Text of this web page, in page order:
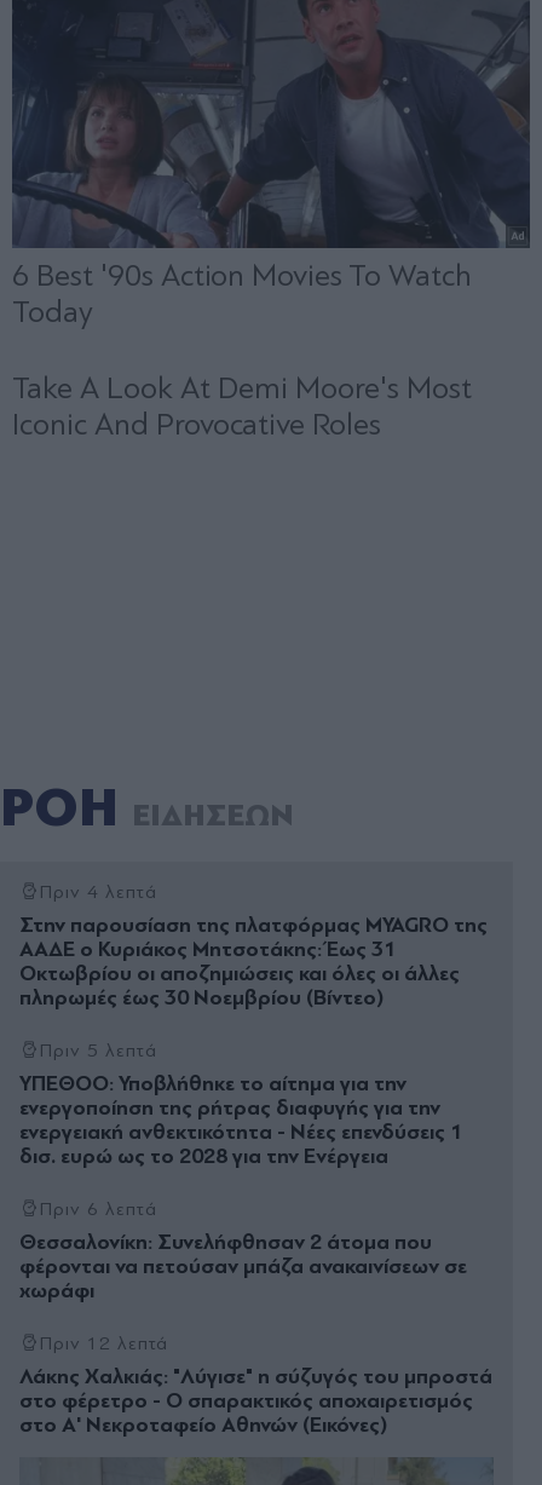
ΡΟΗ ΕΙΔΗΣΕΩΝ
Πριν 4 λεπτά
Στην παρουσίαση της πλατφόρμας MYAGRO της
ΑΑΔΕ ο Κυριάκος Μητσοτάκης: Έως 31
Οκτωβρίου οι αποζημιώσεις και όλες οι άλλες
πληρωμές έως 30 Νοεμβρίου (Βίντεο)
Πριν 5 λεπτά
ΥΠΕΘΟΟ: Υποβλήθηκε το αίτημα για την
ενεργοποίηση της ρήτρας διαφυγής για την
ενεργειακή ανθεκτικότητα - Νέες επενδύσεις 1
δισ. ευρώ ως το 2028 για την Ενέργεια
Πριν 6 λεπτά
Θεσσαλονίκη: Συνελήφθησαν 2 άτομα που
φέρονται να πετούσαν μπάζα ανακαινίσεων σε
χωράφι
Πριν 12 λεπτά
Λάκης Χαλκιάς: "Λύγισε" η σύζυγός του μπροστά
στο φέρετρο - Ο σπαρακτικός αποχαιρετισμός
στο Α' Νεκροταφείο Αθηνών (Εικόνες)